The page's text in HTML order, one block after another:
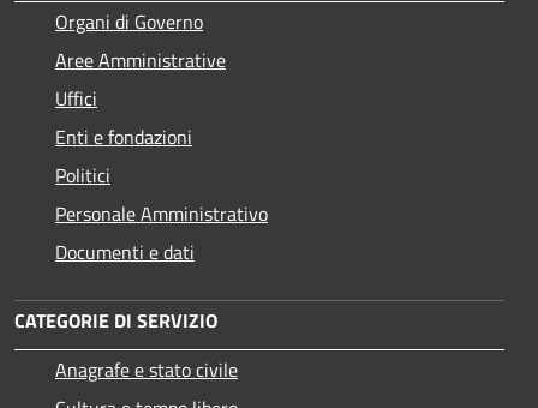
Organi di Governo
Aree Amministrative
Uffici
Enti e fondazioni
Politici
Personale Amministrativo
Documenti e dati
CATEGORIE DI SERVIZIO
Anagrafe e stato civile